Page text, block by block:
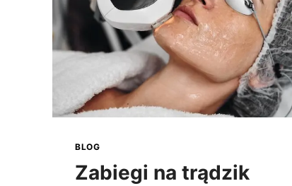
BLOG
Zabiegi na trądzik